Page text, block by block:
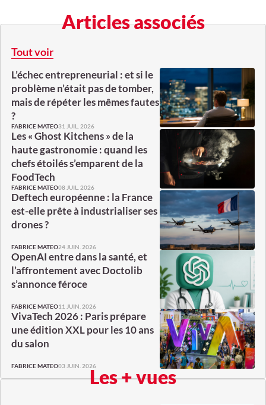
Articles associés
Tout voir
L’échec entrepreneurial : et si le
problème n’était pas de tomber,
mais de répéter les mêmes fautes
?
FABRICE MATEO31 JUIL. 2026
Les « Ghost Kitchens » de la
haute gastronomie : quand les
chefs étoilés s’emparent de la
FoodTech
FABRICE MATEO08 JUIL. 2026
Deftech européenne : la France
est-elle prête à industrialiser ses
drones ?
FABRICE MATEO24 JUIN. 2026
OpenAI entre dans la santé, et
l’affrontement avec Doctolib
s’annonce féroce
FABRICE MATEO11 JUIN. 2026
VivaTech 2026 : Paris prépare
une édition XXL pour les 10 ans
du salon
FABRICE MATEO03 JUIN. 2026Les + vues